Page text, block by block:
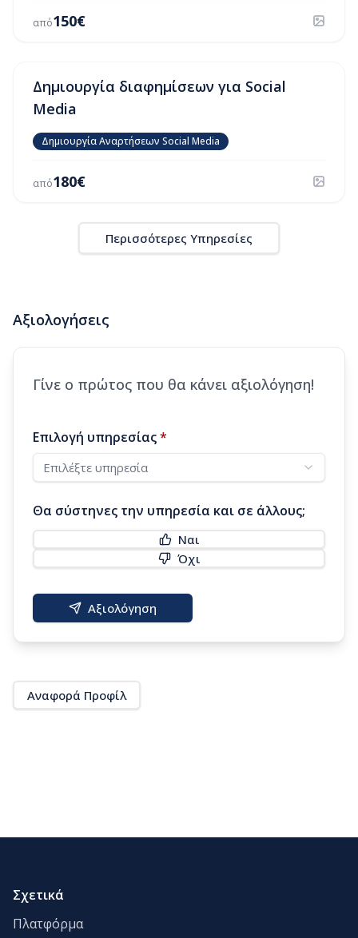
από150€
Δημιουργία διαφημίσεων για Social
Media
Δημιουργία Αναρτήσεων Social Media
από180€
Περισσότερες Υπηρεσίες
Αξιολογήσεις
Γίνε ο πρώτος που θα κάνει αξιολόγηση!
Επιλογή υπηρεσίας*
Επιλέξτε υπηρεσία
Θα σύστηνες την υπηρεσία και σε άλλους;
Ναι
Όχι
Αξιολόγηση
Αναφορά Προφίλ
Σχετικά
Πλατφόρμα